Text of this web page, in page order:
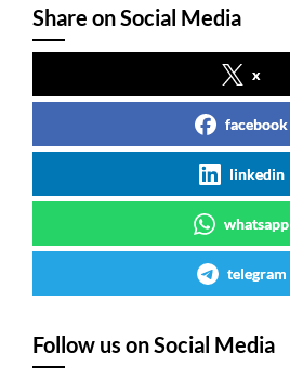
Share on Social Media
x
facebook
linkedin
whatsapp
telegram
Follow us on Social Media